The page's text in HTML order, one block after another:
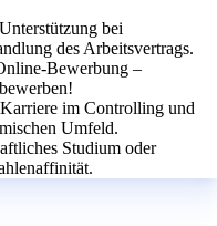
bei
des Arbeitsvertrags.
Bewerbung –
im Controlling und
Umfeld.
Studium oder